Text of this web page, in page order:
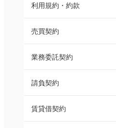
覚書・合意書・同意書
承諾書
雇用契約
その他契約・書面
売買契約
利用規約・約款
売買契約
業務委託契約
請負契約
賃貸借契約